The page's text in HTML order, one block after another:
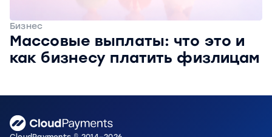
Бизнес
Массовые выплаты: что это и
как бизнесу платить физлицам